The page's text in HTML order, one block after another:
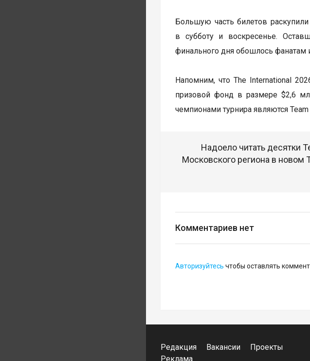
Большую часть билетов
в субботу и воскресенье.
финального дня обошлось фанатам
Напомним, что The International
призовой фонд в размере $2,6
чемпионами турнира являются Team
Надоело читать десятки
Московского региона в новом
Комментариев нет
Авторизуйтесь чтобы оставлять
Редакция Вакансии
Проекты
Реклама